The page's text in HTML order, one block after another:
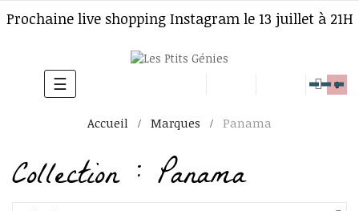
Prochaine live shopping Instagram le 13 juillet à 21H
Basculer
☰ 0
Accueil Marques Panama
Collection : Panama